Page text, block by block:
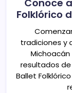
Conoce
Folklórico
tradiciones y
resultados
Ballet